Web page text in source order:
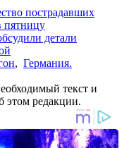
пострадавших
пятницу
детали
, Германия.
текст и
этом редакции.